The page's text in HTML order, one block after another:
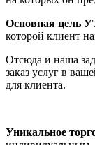
Основная цель
которой клиент
Отсюда и наша
заказ услуг в
для клиента.
Уникальное